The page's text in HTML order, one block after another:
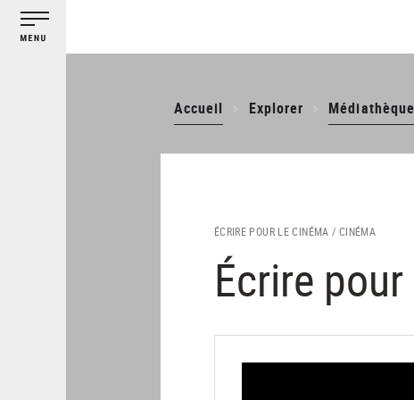
contenu
Accueil Explorer Médiathèque
ÉCRIRE POUR LE CINÉMA / CINÉMA
Écrire
Gestion des cookies